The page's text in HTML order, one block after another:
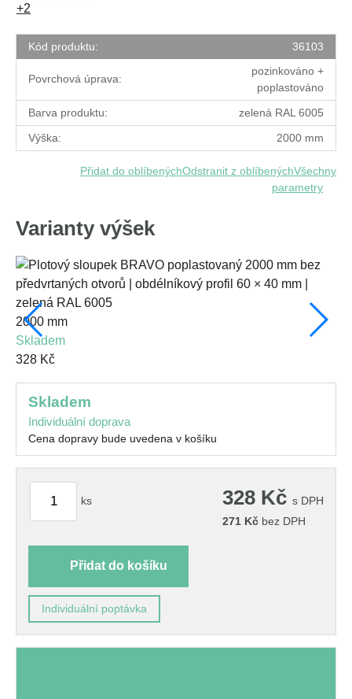
+2
Kód produktu: 36103
Povrchová úprava:
pozinkováno +
poplastováno
Barva produktu:
zelená RAL 6005
Výška:
2000 mm
Přidat do oblíbenýchOdstranit z oblíbenýchVšechny
parametry
Varianty výšek
2000 mm
skladem
328 Kč
skladem
Individuální doprava
Cena dopravy bude uvedena v košíku
ks 328 Kč s DPH
271 Kč bez DPH
Přidat do košíku
Individuální poptávka